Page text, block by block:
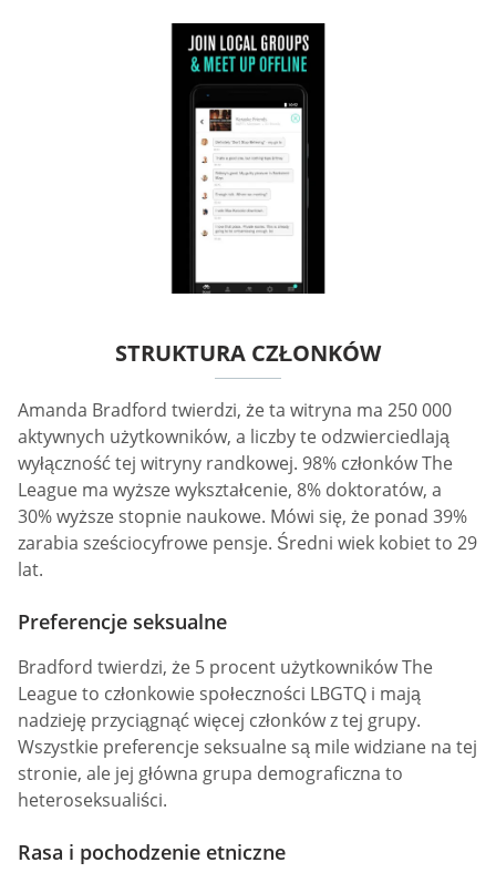
STRUKTURA CZŁONKÓW
Amanda Bradford twierdzi, że ta witryna ma 250 000
aktywnych użytkowników, a liczby te odzwierciedlają
wyłączność tej witryny randkowej. 98% członków The
League ma wyższe wykształcenie, 8% doktoratów, a
30% wyższe stopnie naukowe. Mówi się, że ponad 39%
zarabia sześciocyfrowe pensje. Średni wiek kobiet to 29
lat.
Preferencje seksualne
Bradford twierdzi, że 5 procent użytkowników The
League to członkowie społeczności LBGTQ i mają
nadzieję przyciągnąć więcej członków z tej grupy.
Wszystkie preferencje seksualne są mile widziane na tej
stronie, ale jej główna grupa demograficzna to
heteroseksualiści.
Rasa i pochodzenie etniczne